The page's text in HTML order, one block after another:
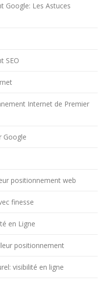
Google: Les Astuces
SEO
Internet de Premier
Google
positionnement web
finesse
en Ligne
positionnement
visibilité en ligne